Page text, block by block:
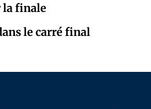
la finale
le carré final